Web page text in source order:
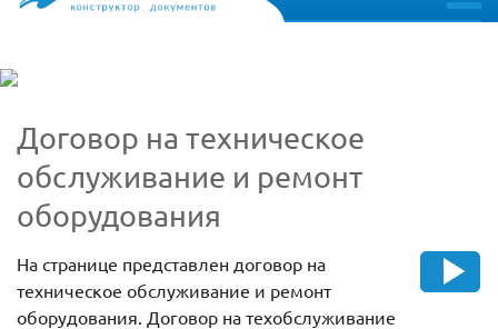
toggle
Договор на техническое
обслуживание и ремонт
оборудования
На странице представлен договор на
техническое обслуживание и ремонт
оборудования. Договор на техобслуживание